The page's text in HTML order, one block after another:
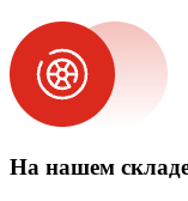
На нашем